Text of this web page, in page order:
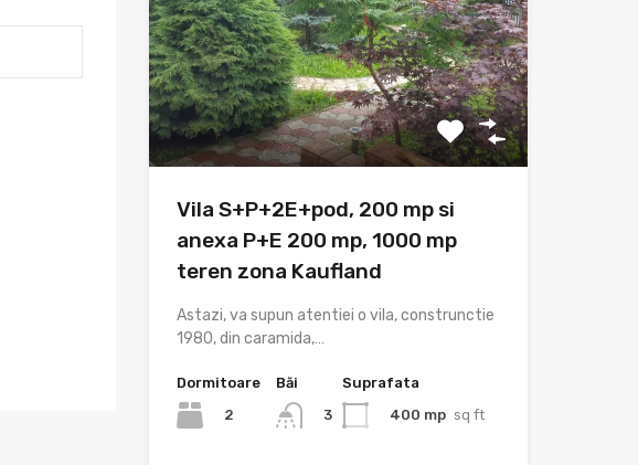
Vila S+P+2E+pod, 200 mp si
anexa P+E 200 mp, 1000 mp
teren zona Kaufland
Astazi, va supun atentiei o vila, construnctie
1980, din caramida,…
Dormitoare
2
Băi
3
Suprafata
400 mp sq ft